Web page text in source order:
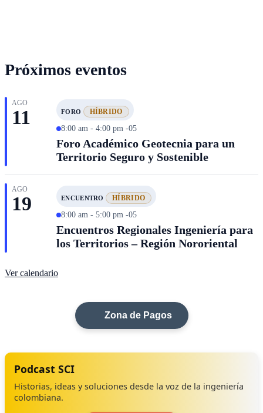
Próximos eventos
AGO
11 FORO HÍBRIDO
8:00 am - 4:00 pm -05
Foro Académico Geotecnia para un
Territorio Seguro y Sostenible
AGO
19 ENCUENTRO HÍBRIDO
8:00 am - 5:00 pm -05
Encuentros Regionales Ingeniería para
los Territorios – Región Nororiental
Ver calendario
Zona de Pagos
Podcast SCI
Historias, ideas y soluciones desde la voz de la ingeniería
colombiana.